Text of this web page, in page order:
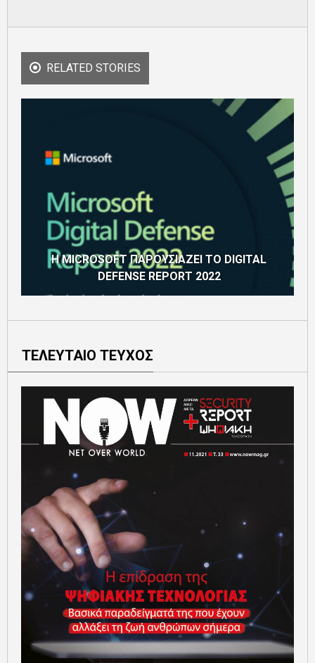
RELATED STORIES
H MICROSOFT ΠΑΡΟΥΣΙΑΖΕΙ ΤΟ DIGITAL
DEFENSE REPORT 2022
ΤΕΛΕΥΤΑΙΟ ΤΕΥΧΟΣ